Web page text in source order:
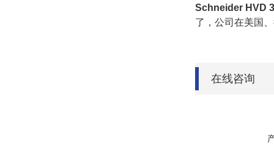
Schneider HVD
了，公司在美国
在线咨询